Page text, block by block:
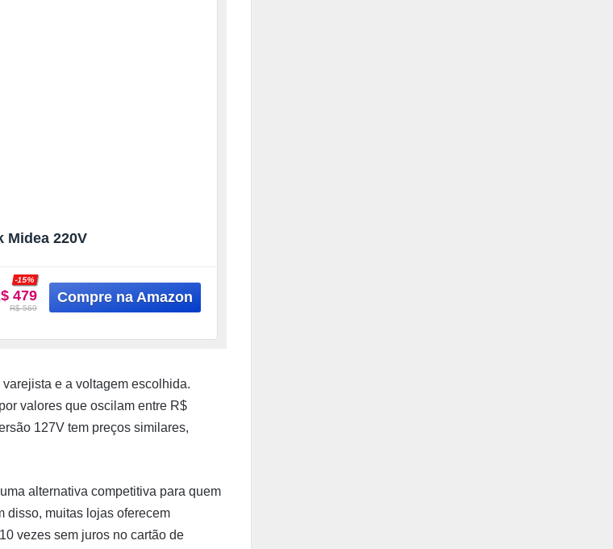
Midea 220V
479
-15%
R$ 569
e a voltagem escolhida.
valores que oscilam entre R$
127V tem preços similares,
alternativa competitiva para quem
disso, muitas lojas oferecem
vezes sem juros no cartão de